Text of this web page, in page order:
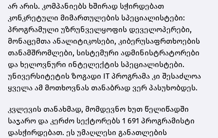
არ არის. კომპანიებს ხშირად სჭირდებათ
კონკრეტული მიმართულების სპეციალისტები:
პროგრამული უზრუნველყოფის დეველოპერები,
მონაცემთა ანალიტიკოსები, კიბერუსაფრთხოების
თანამშრომლები, სისტემური ადმინისტრატორები
და ხელოვნური ინტელექტის სპეციალისტები.
უნივერსიტეტის ზოგადი IT პროგრამა კი შესაძლოა
ყველა ამ მოთხოვნას თანაბრად ვერ პასუხობდეს.
კვლევის თანახმად, მომდევნო ხუთ წელიწადში
საჯარო და კერძო სექტორებს 1 691 პროგრამისტი
დასჭირდებათ. ეს უმაღლესი განათლების